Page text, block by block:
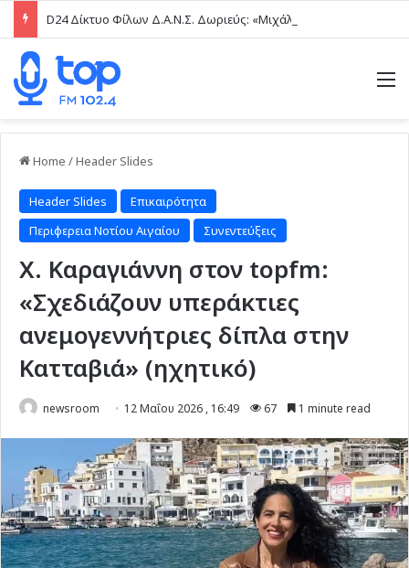
Home /Header Slides
Header Slides
Επικαιρότητα
Περιφερεια Νοτίου Αιγαίου
Συνεντεύξεις
Χ. Καραγιάννη στον topfm:
«Σχεδιάζουν υπεράκτιες
ανεμογεννήτριες δίπλα στην
Κατταβιά» (ηχητικό)
newsroom 12 Μαΐου 2026 , 16:49 67 1 minute read